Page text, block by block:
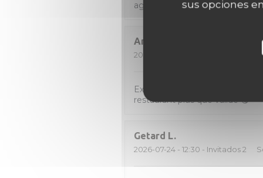
sus opciones
agréable.
Amélie
2026-07-30
Excellent surprise ! 40€ entrée
restaurant plus que validé 😋
Getard L
2026-07-24 - 12:30 - Invitados 2